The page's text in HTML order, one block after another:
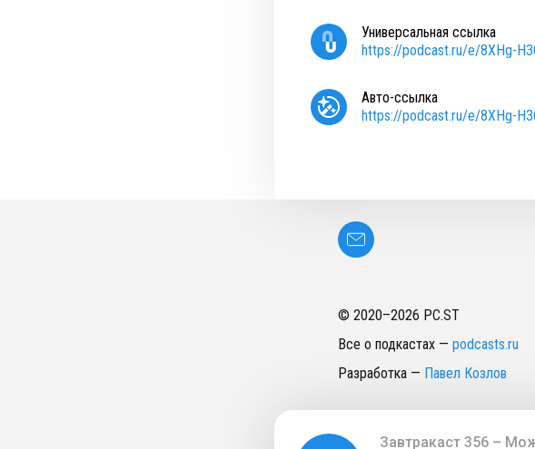
Универсальная ссылка
https://podcast.ru/e/8XHg-
Авто-ссылка
https://podcast.ru/e/8XHg-
© 2020–2026 PC.ST
Все о подкастах — podcasts.ru
Разработка — Павел Козлов
Завтракаст 356 –